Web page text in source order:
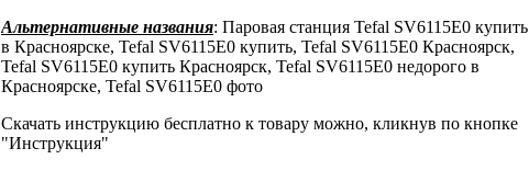
Альтернативные названия: Паровая станция Tefal SV6115E0 купить
в Красноярске, Tefal SV6115E0 купить, Tefal SV6115E0 Красноярск,
Tefal SV6115E0 купить Красноярск, Tefal SV6115E0 недорого в
Красноярске, Tefal SV6115E0 фото
Скачать инструкцию бесплатно к товару можно, кликнув по кнопке
"Инструкция"